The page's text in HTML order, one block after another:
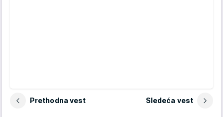
Prethodna vest Sledeća vest